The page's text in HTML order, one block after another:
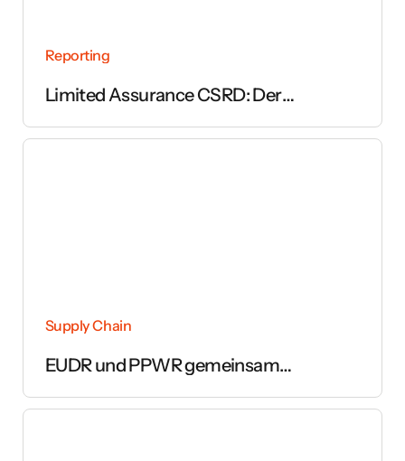
Reporting
Limited Assurance CSRD: Der
Nachhaltigkeitsberichts
Supply Chain
EUDR und PPWR gemeinsam